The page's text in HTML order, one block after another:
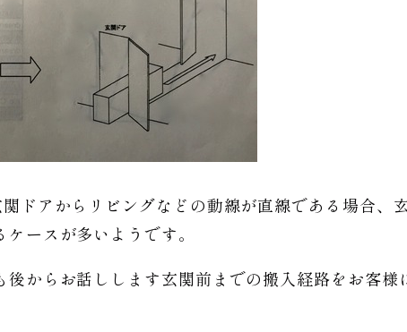
ドアからリビングなどの動線が直線である場合、
ースが多いようです。
後からお話しします玄関前までの搬入経路をお客様